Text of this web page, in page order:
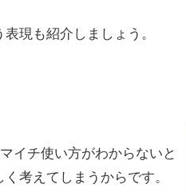
現も紹介しましょう。
イチ使い方がわからないと
考えてしまうからです。